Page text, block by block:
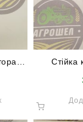
Стійка